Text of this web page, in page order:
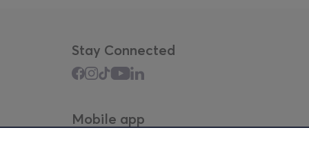
Stay Connected
Mobile app